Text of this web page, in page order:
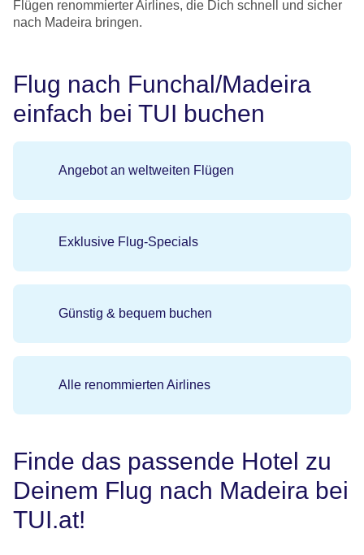
Flügen renommierter Airlines, die Dich schnell und sicher
nach Madeira bringen.
Flug nach Funchal/Madeira
einfach bei TUI buchen
Angebot an weltweiten Flügen
Exklusive Flug-Specials
Günstig & bequem buchen
Alle renommierten Airlines
Finde das passende Hotel zu
Deinem Flug nach Madeira bei
TUI.at!